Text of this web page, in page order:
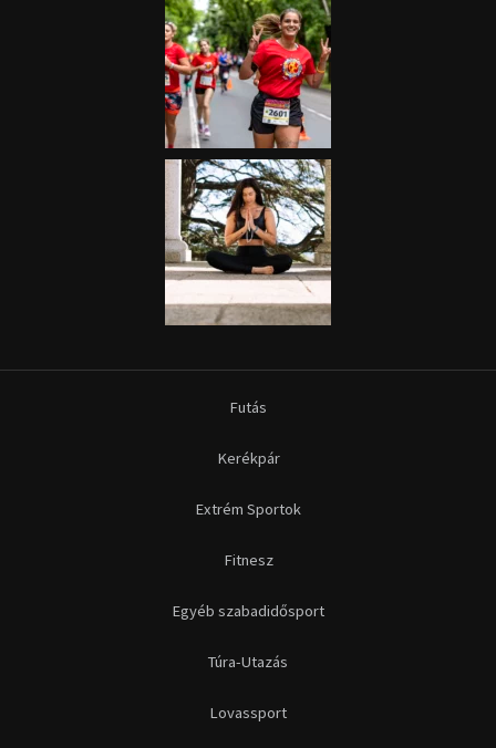
Futás
Kerékpár
Extrém Sportok
Fitnesz
Egyéb szabadidősport
Túra-Utazás
Lovassport